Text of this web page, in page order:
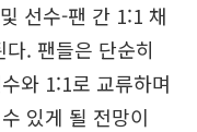
선수-팬 간 1:1 채
다. 팬들은 단순히
와 1:1로 교류하며
있게 될 전망이